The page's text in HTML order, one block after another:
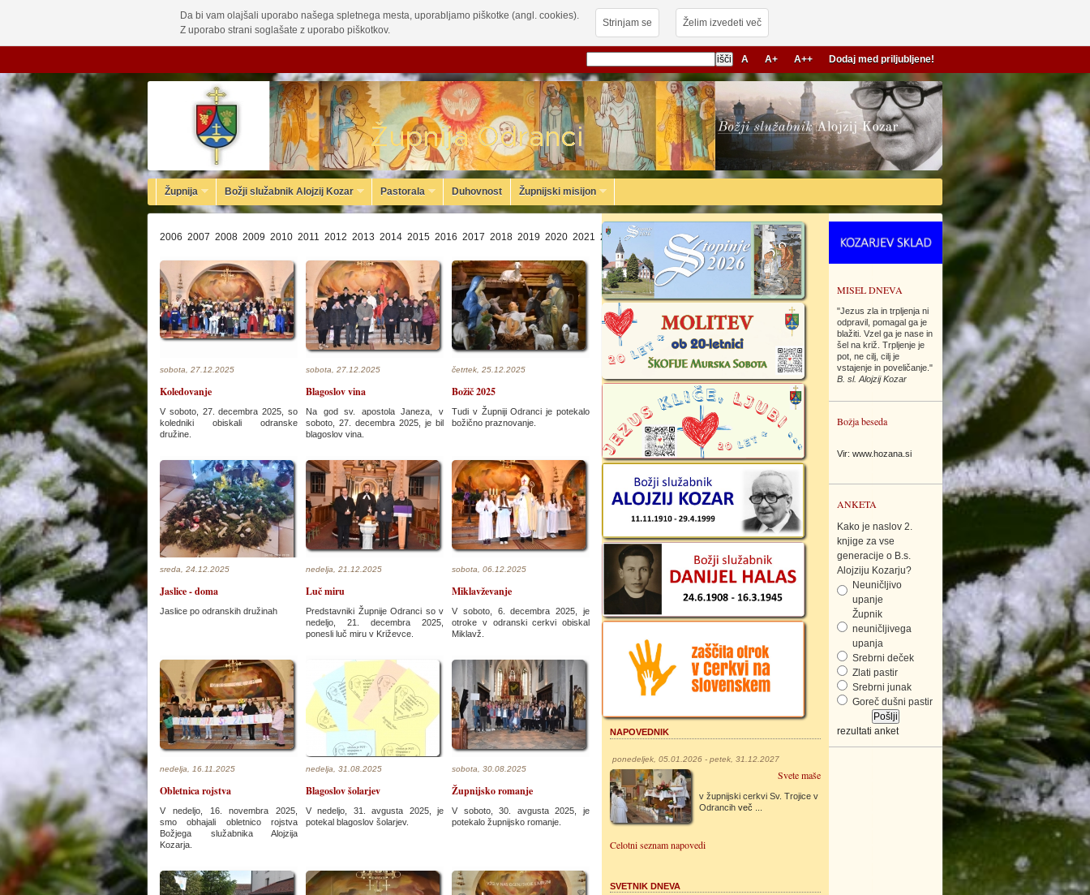
Da bi vam olajšali uporabo našega spletnega mesta, uporabljamo piškotke (angl. cookies).
Z uporabo strani soglašate z uporabo piškotkov.
Strinjam se Želim izvedeti več
A A+ A++ Dodaj med priljubljene!
Župnija Božji služabnik Alojzij Kozar Pastorala Duhovnost Župnijski misijon
MISEL DNEVA
"Jezus zla in trpljenja ni
odpravil, pomagal ga je
blažiti. Vzel ga je nase in
šel na križ. Trpljenje je
pot, ne cilj, cilj je
vstajenje in poveličanje."
B. sl. Alojzij Kozar
Božja beseda
Vir: www.hozana.si
ANKETA
Kako je naslov 2.
knjige za vse
generacije o B.s.
Alojziju Kozarju?
Neuničljivo
upanje
Župnik
neuničljivega
upanja
Srebrni deček
Zlati pastir
Srebrni junak
Goreč dušni pastir
rezultati anket
2006 2007 2008 2009 2010 2011 2012 2013 2014 2015 2016 2017 2018 2019 2020 2021 2022 2023 2024 2025
sobota, 27.12.2025
Koledovanje
V soboto, 27. decembra 2025, so
koledniki obiskali odranske
družine.
sobota, 27.12.2025
Blagoslov vina
Na god sv. apostola Janeza, v
soboto, 27. decembra 2025, je bil
blagoslov vina.
četrtek, 25.12.2025
Božič 2025
Tudi v Župniji Odranci je potekalo
božično praznovanje.
sreda, 24.12.2025
Jaslice - doma
Jaslice po odranskih družinah
nedelja, 21.12.2025
Luč miru
Predstavniki Župnije Odranci so v
nedeljo, 21. decembra 2025,
ponesli luč miru v Križevce.
sobota, 06.12.2025
Miklavževanje
V soboto, 6. decembra 2025, je
otroke v odranski cerkvi obiskal
Miklavž.
nedelja, 16.11.2025
Obletnica rojstva
V nedeljo, 16. novembra 2025,
smo obhajali obletnico rojstva
Božjega služabnika Alojzija
Kozarja.
nedelja, 31.08.2025
Blagoslov šolarjev
V nedeljo, 31. avgusta 2025, je
potekal blagoslov šolarjev.
sobota, 30.08.2025
Župnijsko romanje
V soboto, 30. avgusta 2025, je
potekalo župnijsko romanje.
NAPOVEDNIK
ponedeljek, 05.01.2026 - petek, 31.12.2027
Svete maše
v župnijski cerkvi Sv. Trojice v
Odrancih več ...
Celotni seznam napovedi
SVETNIK DNEVA